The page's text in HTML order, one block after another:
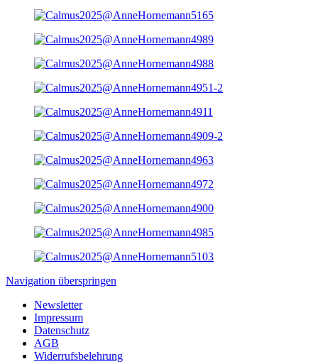
Navigation überspringen
Newsletter
Impressum
Datenschutz
AGB
Widerrufsbelehrung